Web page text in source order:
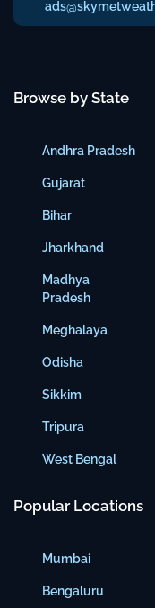
Browse by State
Andhra Pradesh
Gujarat
Bihar
Jharkhand
Madhya
Pradesh
Meghalaya
Odisha
Sikkim
Tripura
West Bengal
Popular Locations
Mumbai
Bengaluru